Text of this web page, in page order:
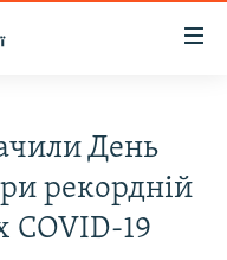
День
рекордній
COVID-19